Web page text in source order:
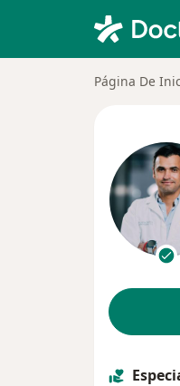
Página De